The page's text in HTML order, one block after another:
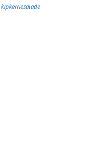
kipkerriesalade